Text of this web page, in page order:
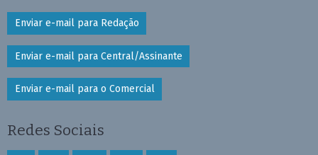
Enviar e-mail para Redação
Enviar e-mail para Central/Assinante
Enviar e-mail para o Comercial
Redes Sociais